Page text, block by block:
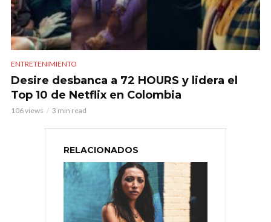
ENTRETENIMIENTO
Desire desbanca a 72 HOURS y lidera el
Top 10 de Netflix en Colombia
106 views 3 min read
RELACIONADOS